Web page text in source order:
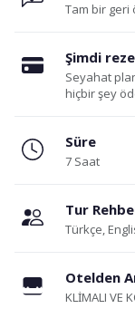
Tam bir geri
Şimdi
Seyahat
hiçbir şey
Süre
7 Saat
Tur
Türkçe,
Otelden
KLİMALI VE